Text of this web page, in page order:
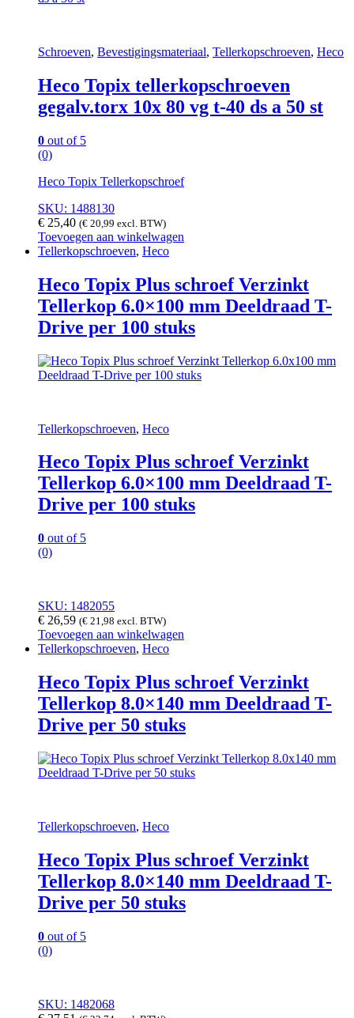
Schroeven, Bevestigingsmateriaal, Tellerkopschroeven, Heco
Heco Topix tellerkopschroeven
gegalv.torx 10x 80 vg t-40 ds a 50 st
0 out of 5
(0)
Heco Topix Tellerkopschroef
SKU: 1488130
€ 25,40 (€ 20,99 excl. BTW)
Toevoegen aan winkelwagen
Tellerkopschroeven, Heco
Heco Topix Plus schroef Verzinkt
Tellerkop 6.0×100 mm Deeldraad T-
Drive per 100 stuks
Tellerkopschroeven, Heco
Heco Topix Plus schroef Verzinkt
Tellerkop 6.0×100 mm Deeldraad T-
Drive per 100 stuks
0 out of 5
(0)
SKU: 1482055
€ 26,59 (€ 21,98 excl. BTW)
Toevoegen aan winkelwagen
Tellerkopschroeven, Heco
Heco Topix Plus schroef Verzinkt
Tellerkop 8.0×140 mm Deeldraad T-
Drive per 50 stuks
Tellerkopschroeven, Heco
Heco Topix Plus schroef Verzinkt
Tellerkop 8.0×140 mm Deeldraad T-
Drive per 50 stuks
0 out of 5
(0)
SKU: 1482068